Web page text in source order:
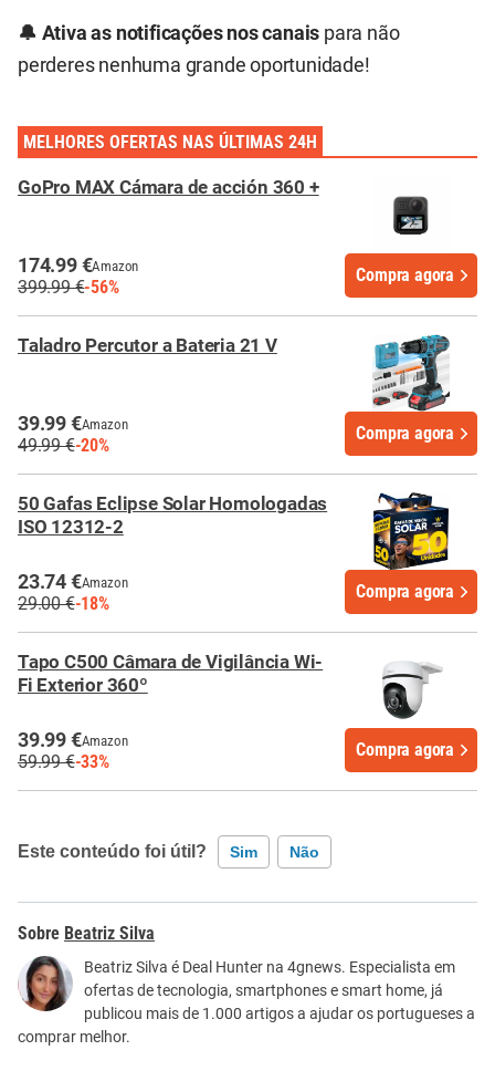
🔔 Ativa as notificações nos canais para não
perderes nenhuma grande oportunidade!
MELHORES OFERTAS NAS ÚLTIMAS 24H
GoPro MAX Cámara de acción 360 +
174.99 €Amazon
399.99 €-56%
Compra agora
Taladro Percutor a Bateria 21 V
39.99 €Amazon
49.99 €-20%
Compra agora
50 Gafas Eclipse Solar Homologadas
ISO 12312-2
23.74 €Amazon
29.00 €-18%
Compra agora
Tapo C500 Câmara de Vigilância Wi-
Fi Exterior 360º
39.99 €Amazon
59.99 €-33%
Compra agora
Este conteúdo foi útil? Sim Não
Este conteúdo contém informação incorreta
Este conteúdo não tem a informação que procuro
Outro
Beatriz Silva
Beatriz Silva é Deal Hunter na 4gnews. Especialista em
ofertas de tecnologia, smartphones e smart home, já
publicou mais de 1.000 artigos a ajudar os portugueses a
comprar melhor.